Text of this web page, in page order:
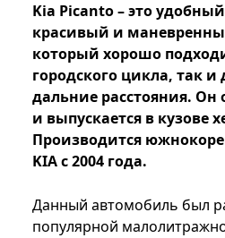
Kia Picanto – это
красивый и
который хорошо
городского цикла, так и
дальние расстояния. Он
и выпускается в кузове
Производится
KIA с 2004 года.
Данный автомобиль был
популярной